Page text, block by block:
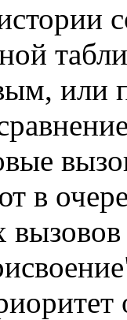
или
в